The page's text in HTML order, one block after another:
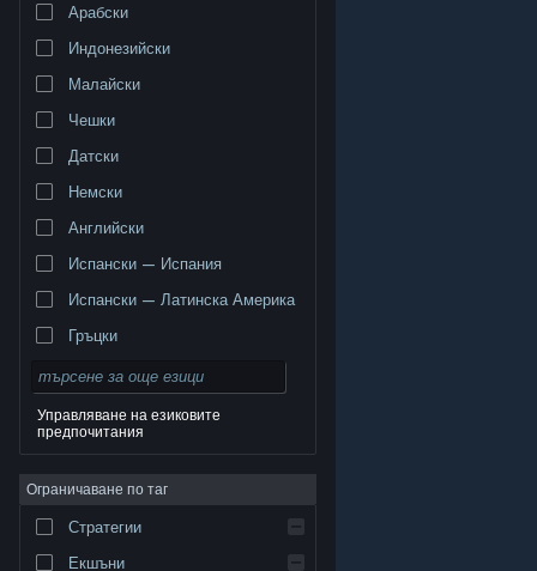
търговски марки принадлежат на съответните им
собственици в САЩ и други страни.
поверителност|Юридическа информация|
Достъпност|Условия за ползване на Steam
Възстановявания|Бисквитки
Арабски
Индонезийски
Малайски
Чешки
Датски
Немски
Английски
Испански — Испания
Испански — Латинска Америка
Гръцки
Управляване на езиковите
предпочитания
Ограничаване по таг
Стратегии
Екшъни